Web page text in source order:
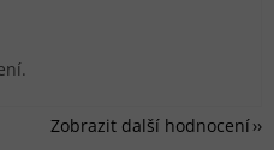
je 5 z 5 hvězdiček.
Zobrazit další hodnocení